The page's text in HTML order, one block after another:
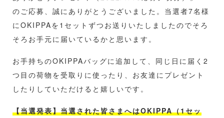
のご応募、誠にありがとうございました。当選者7名様
にOKIPPAを1セットずつお送りいたしましたのでそろ
そろお手元に届いているかと思います。
お手持ちのOKIPPAバッグに追加して、同じ日に届く2
つ目の荷物を受取りに使ったり、お友達にプレゼント
したりしていただけると嬉しいです。
【当選発表】当選された皆さまへはOKIPPA（1セッ